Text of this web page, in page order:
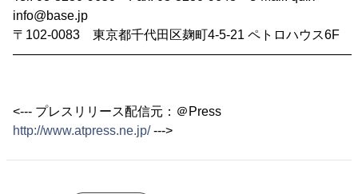
info@base.jp
〒102-0083 東京都千代田区麹町4-5-21 ペトロハウス6F
<--- プレスリリース配信元：＠Press
http://www.atpress.ne.jp/--->